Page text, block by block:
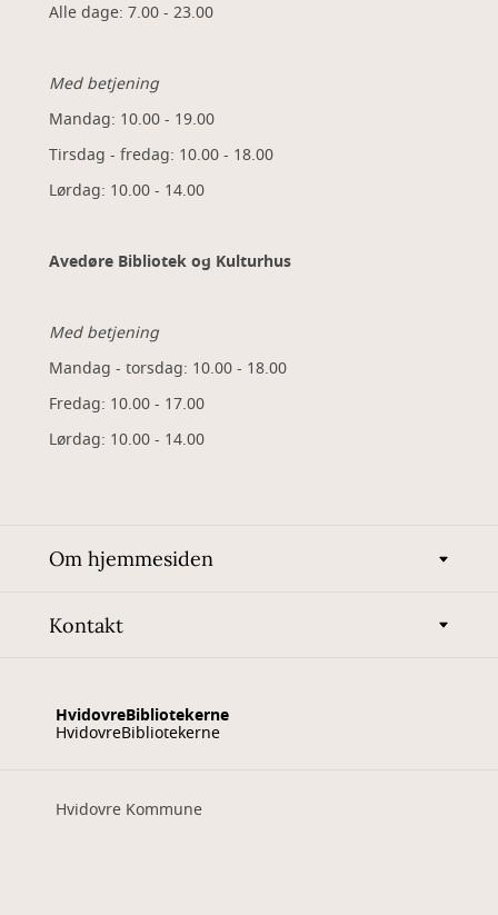
Alle dage: 7.00 - 23.00
Med betjening
Mandag: 10.00 - 19.00
Tirsdag - fredag: 10.00 - 18.00
Lørdag: 10.00 - 14.00
Avedøre Bibliotek og Kulturhus
Med betjening
Mandag - torsdag: 10.00 - 18.00
Fredag: 10.00 - 17.00
Lørdag: 10.00 - 14.00
Om hjemmesiden
Kontakt
HvidovreBibliotekerne
HvidovreBibliotekerne
Hvidovre Kommune